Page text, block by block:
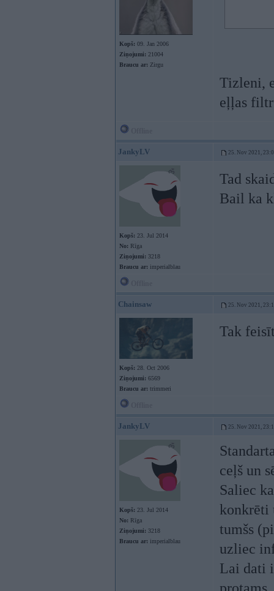
Kopš: 09. Jan 2006
Ziņojumi: 21004
Braucu ar: Zirgu
Tizleni,
eļļas
JankyLV 25. Nov 2021,
Kopš: 23. Jul 2014
No: Rīga
Ziņojumi: 3218
Braucu ar: imperialblau
Tad
Bail ka
Chainsaw 25. Nov 2021,
Kopš: 28. Oct 2006
Ziņojumi: 6569
Braucu ar: trimmeri
Tak
JankyLV 25. Nov 2021,
Kopš: 23. Jul 2014
No: Rīga
Ziņojumi: 3218
Braucu ar: imperialblau
ceļš un
Saliec
konkrēti
tumšs
uzliec
Lai dati